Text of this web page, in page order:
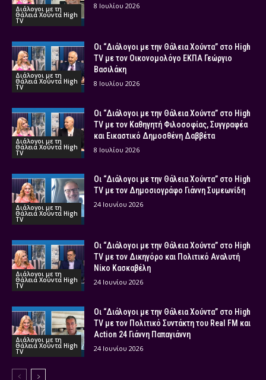
Διάλογοι με τη
Θάλεια Χούντα High
TV
8 Ιουλίου 2026
Διάλογοι με τη
Θάλεια Χούντα High
TV
Οι “Διάλογοι με την Θάλεια Χούντα” στο High
TV με τον Οικονομολόγο ΕΚΠΑ Γεώργιο
Βασιλάκη
8 Ιουλίου 2026
Διάλογοι με τη
Θάλεια Χούντα High
TV
Οι “Διάλογοι με την Θάλεια Χούντα” στο High
TV με τον Καθηγητή Φιλοσοφίας, Συγγραφέα
και Εικαστικό Δημοσθένη Δαββέτα
8 Ιουλίου 2026
Διάλογοι με τη
Θάλεια Χούντα High
TV
Οι “Διάλογοι με την Θάλεια Χούντα” στο High
TV με τον Δημοσιογράφο Γιάννη Συμεωνίδη
24 Ιουνίου 2026
Διάλογοι με τη
Θάλεια Χούντα High
TV
Οι “Διάλογοι με την Θάλεια Χούντα” στο High
TV με τον Δικηγόρο και Πολιτικό Αναλυτή
Νίκο Κασκαβέλη
24 Ιουνίου 2026
Διάλογοι με τη
Θάλεια Χούντα High
TV
Οι “Διάλογοι με την Θάλεια Χούντα” στο High
TV με τον Πολιτικό Συντάκτη του Real FM και
Action 24 Γιάννη Παπαγιάννη
24 Ιουνίου 2026